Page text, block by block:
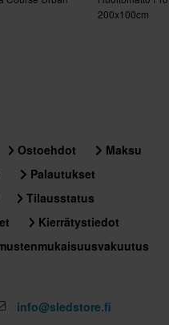
200x100cm
Ostoehdot
Maksu
Palautukset
Tilausstatus
Kierrätystiedot
info@sledstore.fi